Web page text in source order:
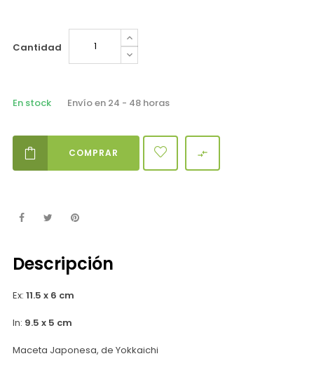
Cantidad
En stock Envío en 24 - 48 horas
COMPRAR 
Descripción
Ex: 11.5 x 6 cm
In: 9.5 x 5 cm
Maceta Japonesa, de Yokkaichi